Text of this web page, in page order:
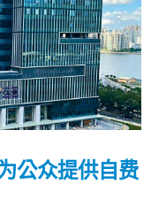
公众提供自费